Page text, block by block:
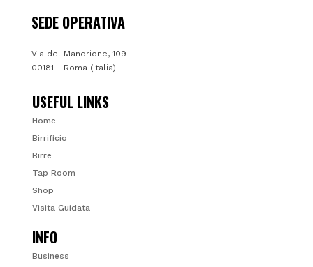
SEDE OPERATIVA
Via del Mandrione, 109
00181 - Roma (Italia)
USEFUL LINKS
Home
Birrificio
Birre
Tap Room
Shop
Visita Guidata
INFO
Business